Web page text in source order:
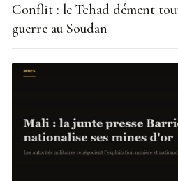
Conflit : le Tchad dément
guerre au Soudan